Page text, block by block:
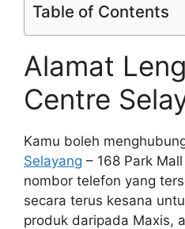
Table of Contents
Alamat
Centre
Kamu boleh
Selayang – 168 Park
nombor telefon yang
secara terus kesana
produk daripada Maxis,